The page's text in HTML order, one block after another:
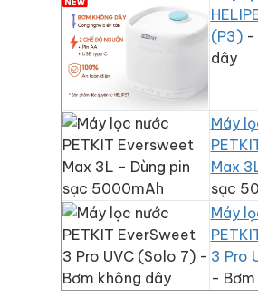
(P3)-
dây
Máy
Max 3L
sạc
Máy
3 Pro
-